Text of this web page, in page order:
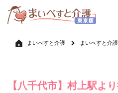
まいべすと介護 まいべすと介
【八千代市】村上駅よ